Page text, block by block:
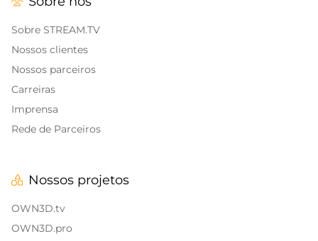
Sobreposições para IRL
Sobreposições para jogos
Sobreposições de Call of Duty
Sobreposições para Fortnite
CS:GO
Alert Sons
Banners de encerramento da transmissão
Banners de pausa da Twitch
Sobre STREAM.TV
Nossos clientes
Nossos parceiros
Carreiras
Imprensa
Rede de Parceiros
Nossos projetos
OWN3D.tv
OWN3D.pro